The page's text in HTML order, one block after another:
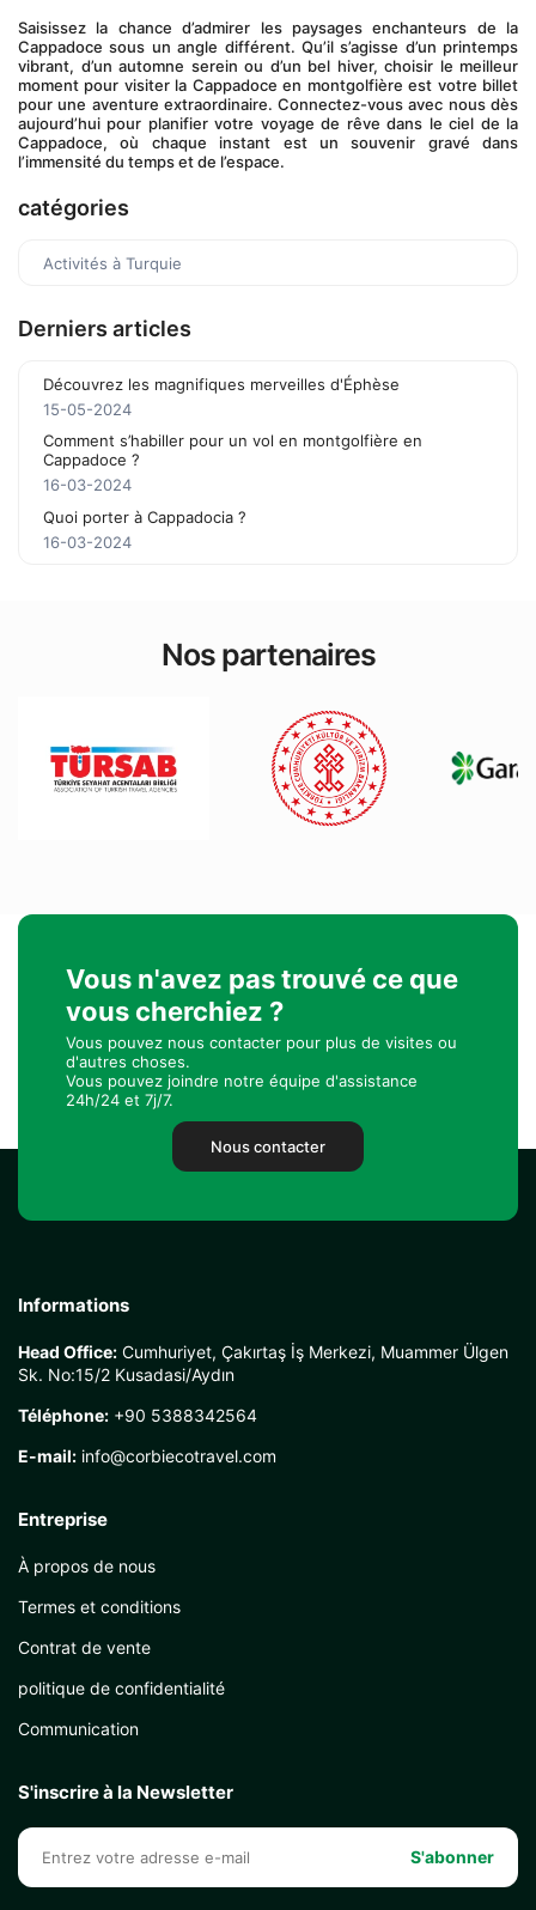
Saisissez la chance d’admirer les paysages enchanteurs de la
Cappadoce sous un angle différent. Qu’il s’agisse d’un printemps
vibrant, d’un automne serein ou d’un bel hiver, choisir le meilleur
moment pour visiter la Cappadoce en montgolfière est votre billet
pour une aventure extraordinaire. Connectez-vous avec nous dès
aujourd’hui pour planifier votre voyage de rêve dans le ciel de la
Cappadoce, où chaque instant est un souvenir gravé dans
l’immensité du temps et de l’espace.
catégories
Activités à Turquie
Derniers articles
Découvrez les magnifiques merveilles d'Éphèse
15-05-2024
Comment s’habiller pour un vol en montgolfière en
Cappadoce ?
16-03-2024
Quoi porter à Cappadocia ?
16-03-2024
Nos partenaires
Vous n'avez pas trouvé ce que
vous cherchiez ?
Vous pouvez nous contacter pour plus de visites ou
d'autres choses.
Vous pouvez joindre notre équipe d'assistance
24h/24 et 7j/7.
Nous contacter
Informations
Head Office: Cumhuriyet, Çakırtaş İş Merkezi, Muammer Ülgen
Sk. No:15/2 Kusadasi/Aydın
Téléphone: +90 5388342564
E-mail: info@corbiecotravel.com
Entreprise
À propos de nous
Termes et conditions
Contrat de vente
politique de confidentialité
Communication
S'inscrire à la Newsletter
S'abonner